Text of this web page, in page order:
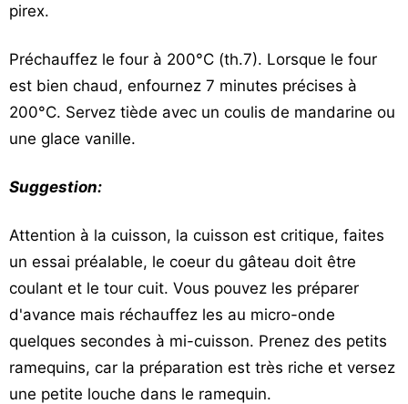
pirex.
Préchauffez le four à 200°C (th.7). Lorsque le four
est bien chaud, enfournez 7 minutes précises à
200°C. Servez tiède avec un coulis de mandarine ou
une glace vanille.
Suggestion:
Attention à la cuisson, la cuisson est critique, faites
un essai préalable, le coeur du gâteau doit être
coulant et le tour cuit. Vous pouvez les préparer
d'avance mais réchauffez les au micro-onde
quelques secondes à mi-cuisson. Prenez des petits
ramequins, car la préparation est très riche et versez
une petite louche dans le ramequin.